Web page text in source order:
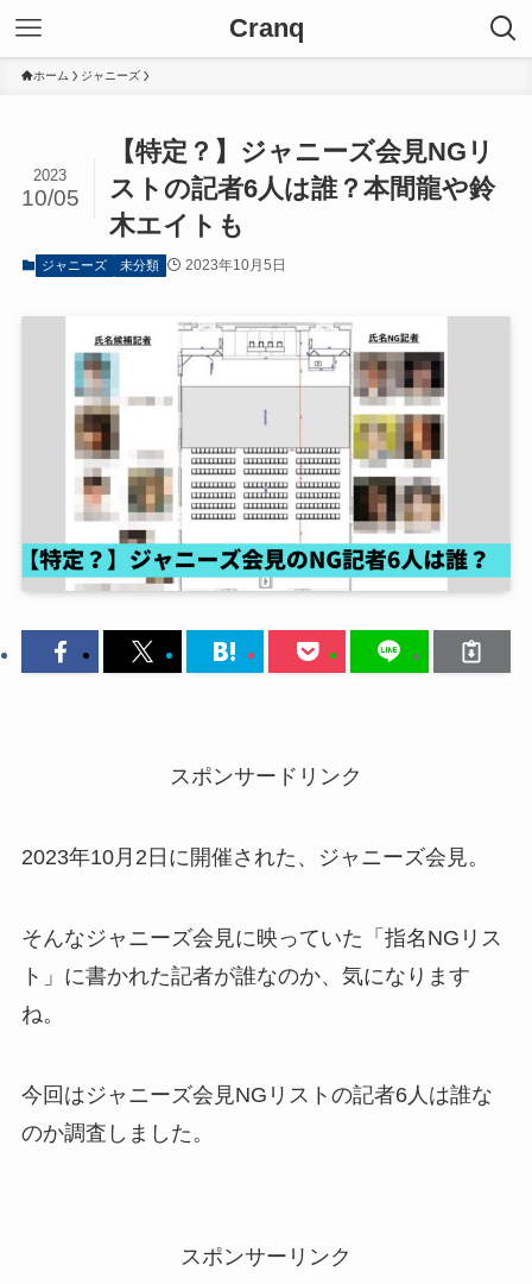
Cranq
ホーム ジャニーズ
【特定？】ジャニーズ会見NGリ
ストの記者6人は誰？本間龍や鈴
木エイトも
2023
10/05
ジャニーズ 未分類 2023年10月5日
スポンサードリンク
2023年10月2日に開催された、ジャニーズ会見。
そんなジャニーズ会見に映っていた「指名NGリス
ト」に書かれた記者が誰なのか、気になります
ね。
今回はジャニーズ会見NGリストの記者6人は誰な
のか調査しました。
スポンサーリンク